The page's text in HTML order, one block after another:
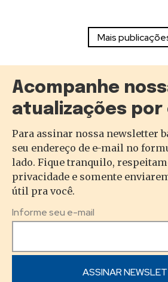
Acompanhe
atualizações por
Para assinar nossa newsletter
seu endereço de e-mail no
lado. Fique tranquilo,
privacidade e somente
útil pra você.
Informe seu e-mail